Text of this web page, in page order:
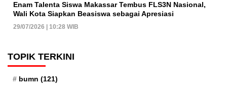
Enam Talenta Siswa Makassar Tembus FLS3N Nasional,
Wali Kota Siapkan Beasiswa sebagai Apresiasi
29/07/2026 | 10:28 WIB
TOPIK TERKINI
bumn (121)